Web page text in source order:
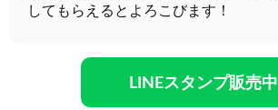
してもらえるとよろこびます！
LINEスタンプ販売中